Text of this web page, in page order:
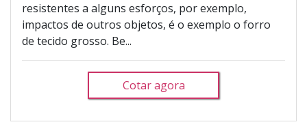
resistentes a alguns esforços, por exemplo,
impactos de outros objetos, é o exemplo o forro
de tecido grosso. Be...
Cotar agora